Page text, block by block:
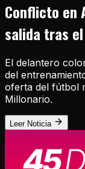
Conflicto en
salida tras
El delantero
del
oferta del fútbol
Millonario.
Leer Noticia